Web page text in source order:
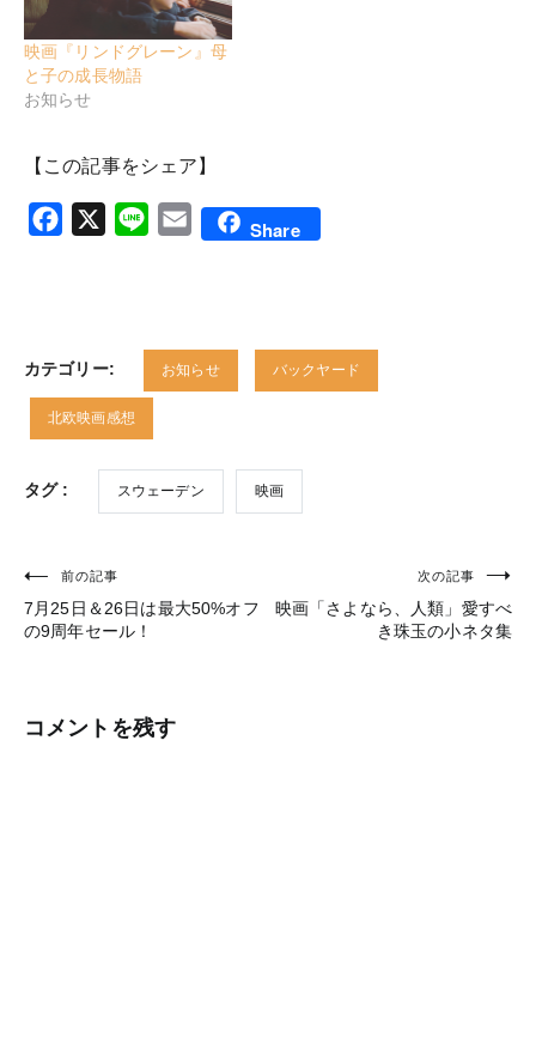
映画『リンドグレーン』母
と子の成長物語
お知らせ
【この記事をシェア】
Facebook
X Line Email Share
カテゴリー: お知らせ バックヤード
北欧映画感想
タグ : スウェーデン 映画
投
稿
ゲ
前の記事
7月25日＆26日は最大50%オフ
の9周年セール！
次の記事
映画「さよなら、人類」愛すべ
き珠玉の小ネタ集
コメントを残す